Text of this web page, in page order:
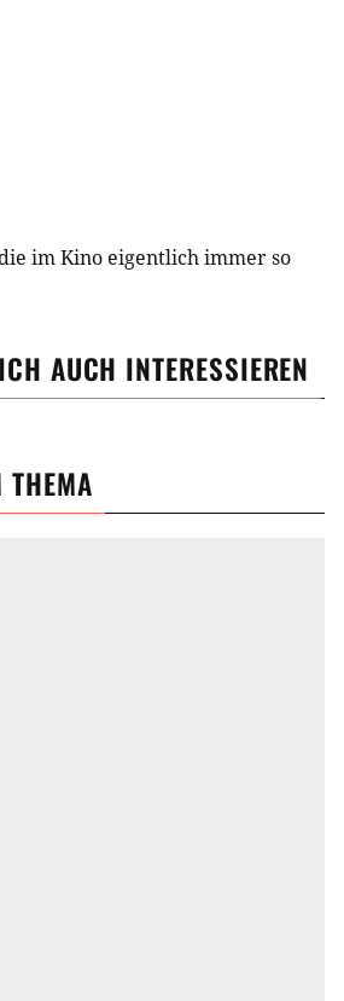
im Kino eigentlich immer so
AUCH INTERESSIEREN
THEMA